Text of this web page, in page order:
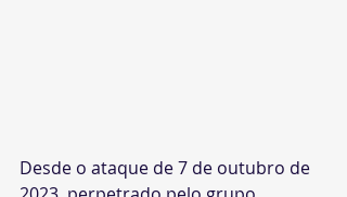
Desde o ataque de 7 de outubro de